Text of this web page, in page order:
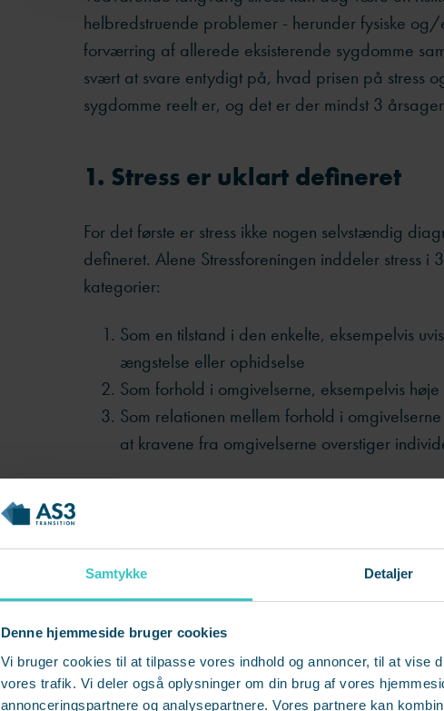
Samtykke Detaljer
Denne hjemmeside bruger cookies
Vi bruger cookies til at tilpasse vores indhold og annoncer, til at vise
vores trafik. Vi deler også oplysninger om din brug af vores
annonceringspartnere og analysepartnere. Vores partnere kan
helbredstruende problemer - herunder fysiske
forværring af allerede eksisterende sygdomme
svært at svare entydigt på, hvad prisen på stress
sygdomme reelt er, og det er der mindst 3
1. Stress er uklart defineret
For det første er stress ikke nogen selvstændig
defineret. Alene Stressforeningen inddeler stress i
kategorier:
Som en tilstand i den enkelte, eksempelvis
ængstelse eller ophidselse
Som forhold i omgivelserne, eksempelvis
Som relationen mellem forhold i
at kravene fra omgivelserne overstiger
2. Mange har ubehandlede
For det andet går en stor gruppe medarbejdere
ubehandlet stresssygdom – uden at gå til læge -
stress statistikker eller opgørelser.